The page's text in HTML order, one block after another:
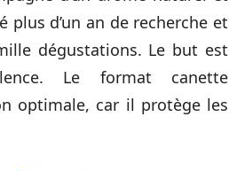
d’un an de recherche et
dégustations. Le but est
Le format canette
optimale, car il protège les